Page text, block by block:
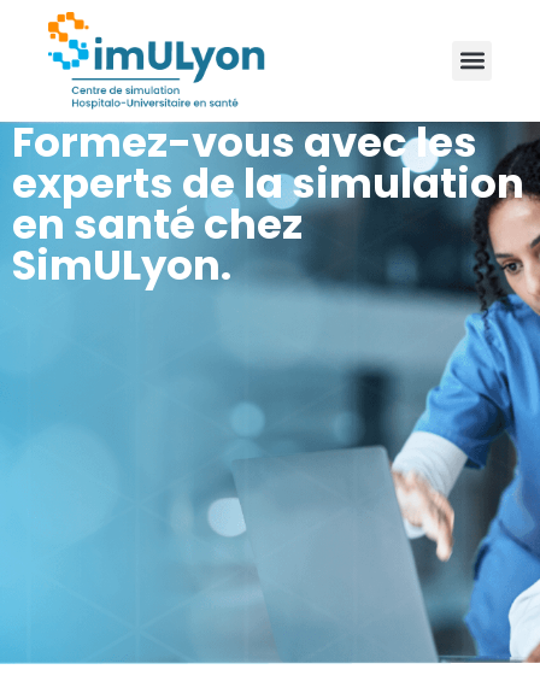
Formez-vous avec les
experts de la simulation
en santé chez
SimULyon.